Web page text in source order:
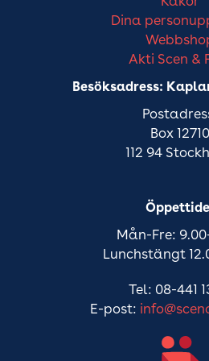
Dina
Akti Scen &
Besöksadress:
Box 12710
112 94
Mån-Fre:
Lunchstängt
Tel: 08-441
E-post: